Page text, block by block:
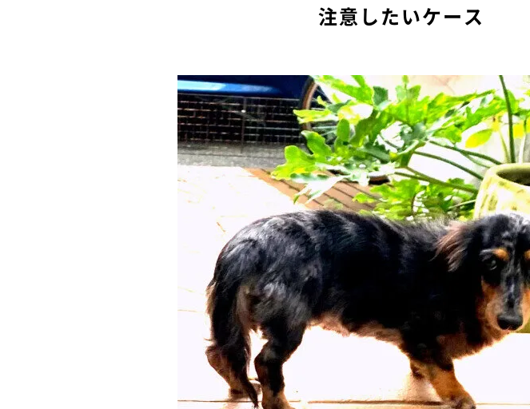
注意したいケース